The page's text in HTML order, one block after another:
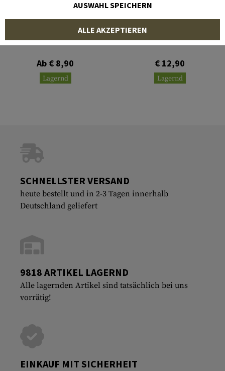
INVADER GEAR
Sniper Net Scarf
Ab € 8,90
Lagernd
INVADER GEAR
Sniper Net Scarf 190x90cm
€ 12,90
Lagernd
SCHNELLSTER VERSAND
heute bestellt und in 2-3 Tagen innerhalb
Deutschland geliefert
9818 ARTIKEL LAGERND
Alle lagernden Artikel sind tatsächlich bei uns
vorrätig!
EINKAUF MIT SICHERHEIT
AUSWAHL SPEICHERN
ALLE AKZEPTIEREN